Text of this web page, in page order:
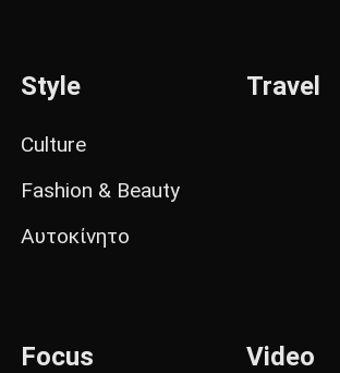
Style
Culture
Fashion & Beauty
Αυτοκίνητο
Travel
Focus Video